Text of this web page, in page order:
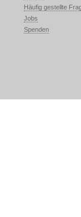
Häufig gestellte
Jobs
Spenden